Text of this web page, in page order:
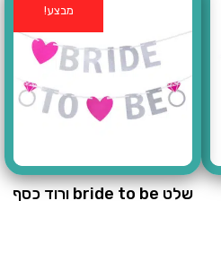
מבצע!
שלט bride to be ורוד כסף